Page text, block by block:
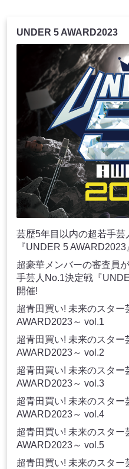
UNDER 5 AWARD2023
芸歴5年目以内の超若手芸
『UNDER 5 AWARD2023
超豪華メンバーの審査員
手芸人No.1決定戦『
開催!
超青田買い! 未来のスタ
AWARD2023～ vol.1
超青田買い! 未来のスタ
AWARD2023～ vol.2
超青田買い! 未来のスタ
AWARD2023～ vol.3
超青田買い! 未来のスタ
AWARD2023～ vol.4
超青田買い! 未来のスタ
AWARD2023～ vol.5
超青田買い! 未来のスタ